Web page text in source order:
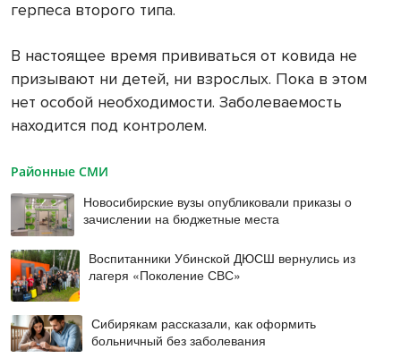
герпеса второго типа.
В настоящее время прививаться от ковида не
призывают ни детей, ни взрослых. Пока в этом
нет особой необходимости. Заболеваемость
находится под контролем.
Районные СМИ
Новосибирские вузы опубликовали приказы о
зачислении на бюджетные места
Воспитанники Убинской ДЮСШ вернулись из
лагеря «Поколение СВС»
Сибирякам рассказали, как оформить
больничный без заболевания